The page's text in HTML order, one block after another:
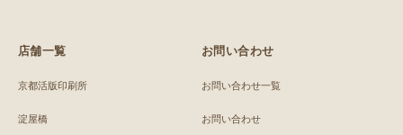
店舗一覧
京都活版印刷所
淀屋橋
お問い合わせ
お問い合わせ一覧
お問い合わせ